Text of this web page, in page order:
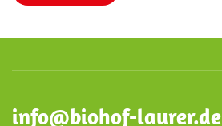
info@biohof-laurer.de